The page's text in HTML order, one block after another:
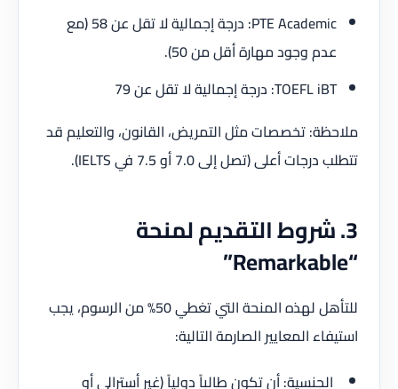
PTE Academic: درجة إجمالية لا تقل عن 58 (مع
عدم وجود مهارة أقل من 50).
TOEFL iBT: درجة إجمالية لا تقل عن 79
ملاحظة: تخصصات مثل التمريض، القانون، والتعليم قد
تتطلب درجات أعلى (تصل إلى 7.0 أو 7.5 في IELTS).
3. شروط التقديم لمنحة
“Remarkable”
للتأهل لهذه المنحة التي تغطي 50% من الرسوم، يجب
استيفاء المعايير الصارمة التالية:
الجنسية: أن تكون طالباً دولياً (غير أسترالي أو